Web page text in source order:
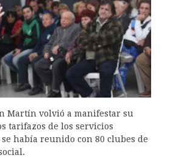
Martín volvió a manifestar su
tarifazos de los servicios
había reunido con 80 clubes de